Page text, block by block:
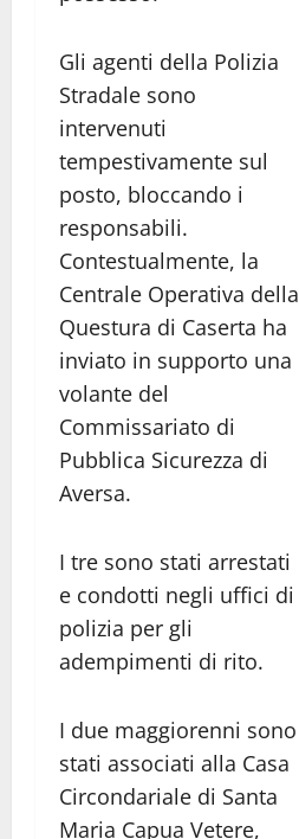
Gli agenti della Polizia
Stradale sono
intervenuti
tempestivamente sul
posto, bloccando i
responsabili.
Contestualmente, la
Centrale Operativa della
Questura di Caserta ha
inviato in supporto una
volante del
Commissariato di
Pubblica Sicurezza di
Aversa.
I tre sono stati arrestati
e condotti negli uffici di
polizia per gli
adempimenti di rito.
I due maggiorenni sono
stati associati alla Casa
Circondariale di Santa
Maria Capua Vetere,